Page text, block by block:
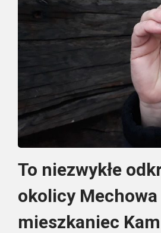
To niezwykłe
okolicy
mieszkaniec